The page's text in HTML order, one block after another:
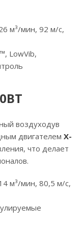
м³/мин, 92 м/с,
LowVib,
воздуходув
двигателем X-
что делает
м³/мин, 80,5 м/с,